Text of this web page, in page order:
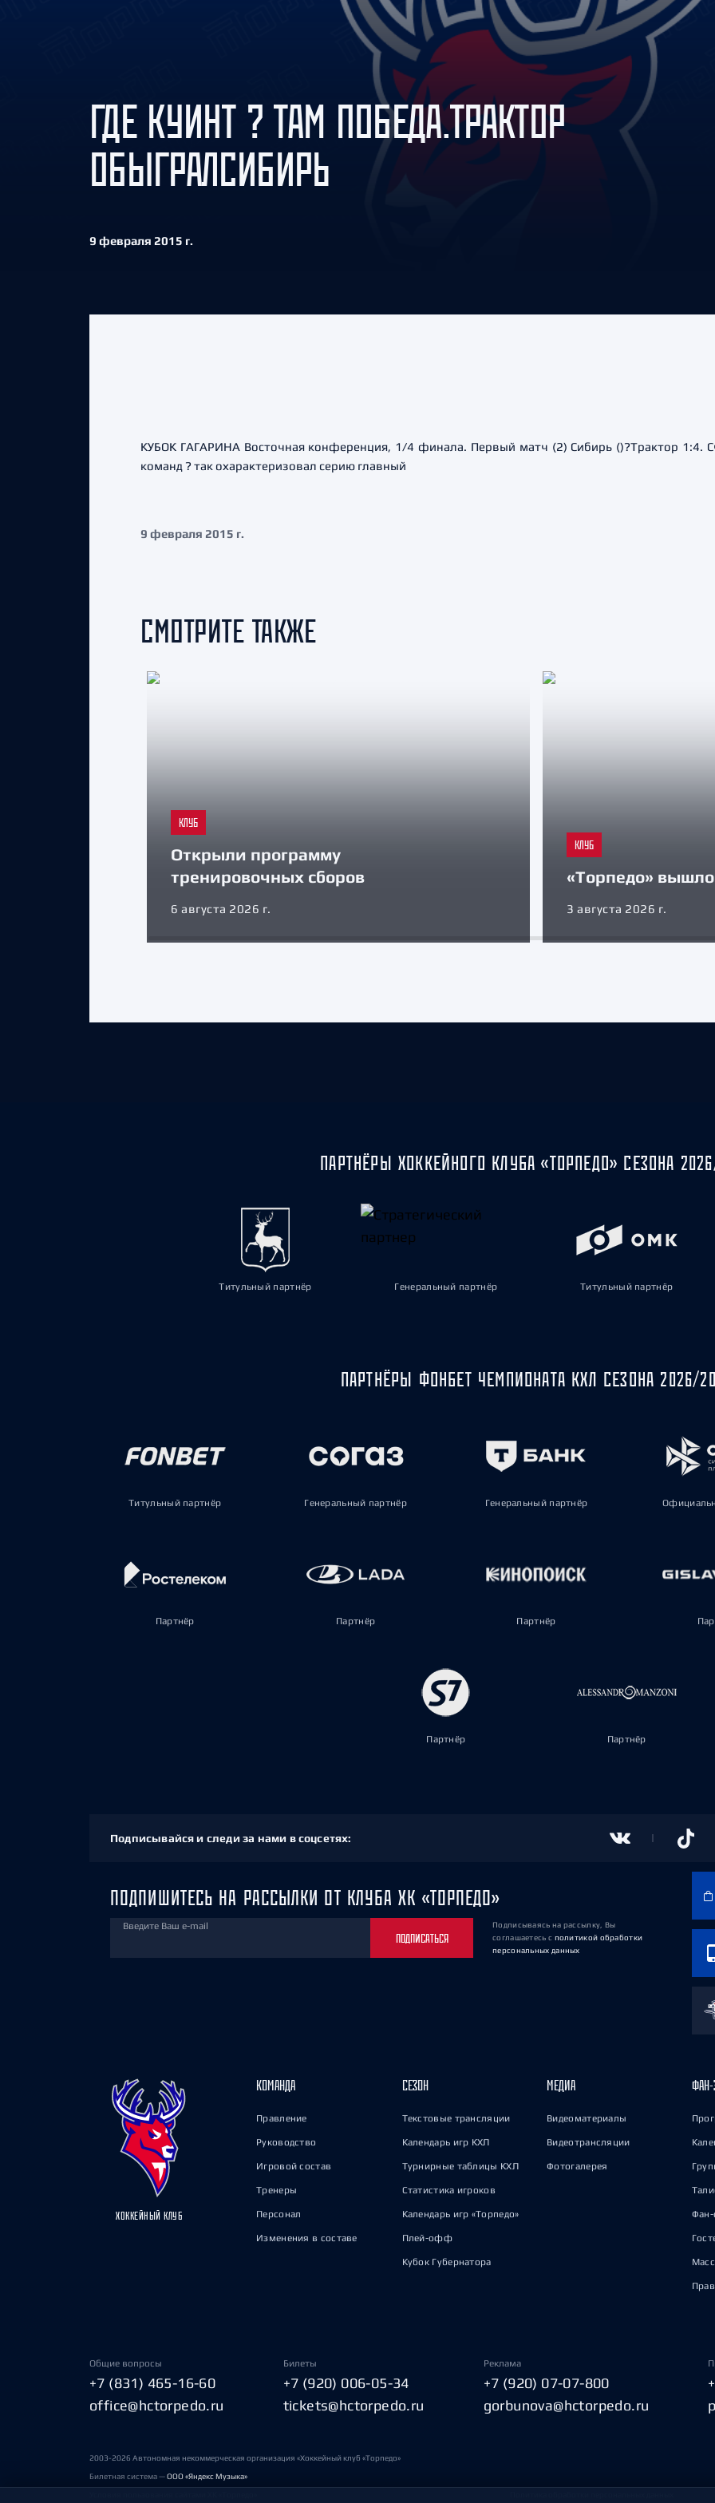
Амур
Барыс
Салават Юлаев
Сибирь
ГДЕ КУИНТ ? ТАМ ПОБЕДА.ТРАКТОР
ОБЫГРАЛСИБИРЬ
9 февраля 2015 г.
КУБОК ГАГАРИНА Восточная конференция, 1/4 финала. Первый матч (2) Сибирь ()?Трактор 1:4.
команд ? так охарактеризовал серию главный
9 февраля 2015 г.
СМОТРИТЕ ТАКЖЕ
КЛУБ
Открыли программу
тренировочных сборов
6 августа 2026 г.
КЛУБ
«Торпедо» вышло
3 августа 2026 г.
ПАРТНЁРЫ ХОККЕЙНОГО КЛУБА «ТОРПЕДО» СЕЗОНА
Титульный партнёр Генеральный партнёр Титульный партнёр
ПАРТНЁРЫ ФОНБЕТ ЧЕМПИОНАТА КХЛ СЕЗОНА 2026/
Титульный партнёр Генеральный партнёр Генеральный партнёр
Партнёр Партнёр Партнёр
Партнёр Партнёр
Подписывайся и следи за нами в соцсетях:
ПОДПИШИТЕСЬ НА РАССЫЛКИ ОТ КЛУБА ХК «ТОРПЕДО»
Введите Ваш e-mail
ПОДПИСАТЬСЯ
Подписываясь на рассылку, Вы
соглашаетесь с политикой обработки
персональных данных
ХОККЕЙНЫЙ КЛУБ
КОМАНДА
Правление
Руководство
Игровой состав
Тренеры
Персонал
Изменения в составе
СЕЗОН
Текстовые трансляции
Календарь игр КХЛ
Турнирные таблицы КХЛ
Статистика игроков
Календарь игр «Торпедо»
Плей-офф
Кубок Губернатора
МЕДИА
Видеоматериалы
Видеотрансляции
Фотогалерея
ФАН-
Фан-
Общие вопросы
+7 (831) 465-16-60
office@hctorpedo.ru
Билеты
+7 (920) 006-05-34
tickets@hctorpedo.ru
Реклама
+7 (920) 07-07-800
gorbunova@hctorpedo.ru
2003-2026 Автономная некоммерческая организация «Хоккейный клуб «Торпедо»
Билетная система —ООО «Яндекс Музыка»